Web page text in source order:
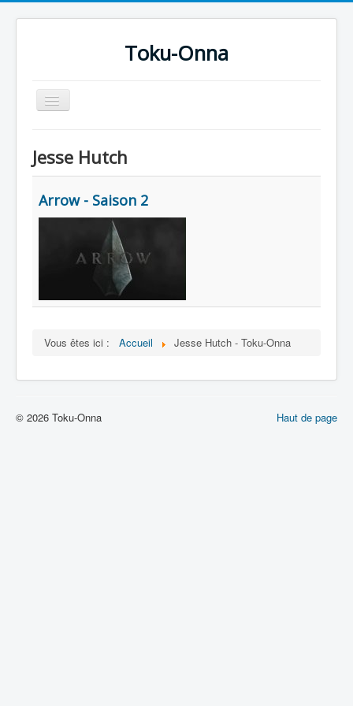
Toku-Onna
Basculer
la
Toku-Actrices
Toku-Critiques
Séries
Dessins
Jesse Hutch
Arrow - Saison 2
Vous êtes ici : Accueil Jesse Hutch - Toku-Onna
Haut de page
© 2026 Toku-Onna